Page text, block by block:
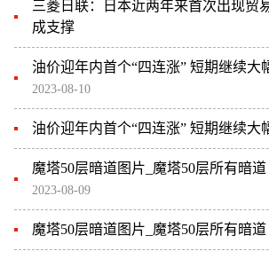
三菱日联：日本近两年来首次出现贸
成支撑
油价迎年内首个“四连涨” 短期继续大
2023-08-10
油价迎年内首个“四连涨” 短期继续大
魔塔50层暗道图片_魔塔50层所有暗道
2023-08-09
魔塔50层暗道图片_魔塔50层所有暗道